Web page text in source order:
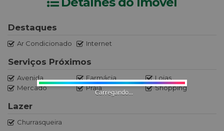
Destaques
Ar Condicionado Internet
Serviços Próximos
Avenida Farmácia
Lojas
Mercado
Praia Shopping
Lazer
Churrasqueira
Carregando...